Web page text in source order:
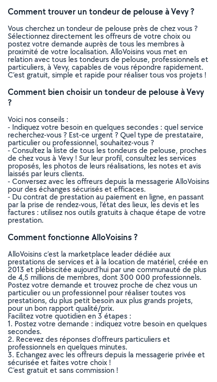
Comment trouver un tondeur de pelouse à Vevy ?
Vous cherchez un tondeur de pelouse près de chez vous ?
Sélectionnez directement les offreurs de votre choix ou
postez votre demande auprès de tous les membres à
proximité de votre localisation. AlloVoisins vous met en
relation avec tous les tondeurs de pelouse, professionnels et
particuliers, à Vevy, capables de vous répondre rapidement.
C’est gratuit, simple et rapide pour réaliser tous vos projets !
Comment bien choisir un tondeur de pelouse à Vevy
?
Voici nos conseils :
- Indiquez votre besoin en quelques secondes : quel service
recherchez-vous ? Est-ce urgent ? Quel type de prestataire,
particulier ou professionnel, souhaitez-vous ?
- Consultez la liste de tous les tondeurs de pelouse, proches
de chez vous à Vevy ! Sur leur profil, consultez les services
proposés, les photos de leurs réalisations, les notes et avis
laissés par leurs clients.
- Conversez avec les offreurs depuis la messagerie AlloVoisins
pour des échanges sécurisés et efficaces.
- Du contrat de prestation au paiement en ligne, en passant
par la prise de rendez-vous, l’état des lieux, les devis et les
factures : utilisez nos outils gratuits à chaque étape de votre
prestation.
Comment fonctionne AlloVoisins ?
AlloVoisins c’est la marketplace leader dédiée aux
prestations de services et à la location de matériel, créée en
2013 et plébiscitée aujourd’hui par une communauté de plus
de 4,5 millions de membres, dont 300 000 professionnels.
Postez votre demande et trouvez proche de chez vous un
particulier ou un professionnel pour réaliser toutes vos
prestations, du plus petit besoin aux plus grands projets,
pour un bon rapport qualité/prix.
Facilitez votre quotidien en 3 étapes :
1. Postez votre demande : indiquez votre besoin en quelques
secondes.
2. Recevez des réponses d’offreurs particuliers et
professionnels en quelques minutes.
3. Echangez avec les offreurs depuis la messagerie privée et
sécurisée et faites votre choix !
C’est gratuit et sans commission !